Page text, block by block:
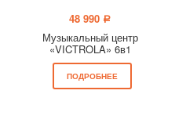
48 990 a
Музыкальный центр
«VICTROLA» 6в1
ПОДРОБНЕЕ